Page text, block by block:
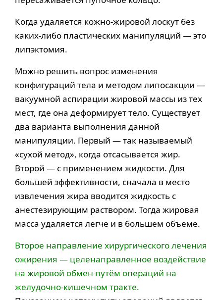
Когда удаляется кожно-жировой лоскут без
каких-либо пластических манипуляций — это
липэктомия.
Можно решить вопрос изменения
конфигураций тела и методом липосакции —
вакуумной аспирации жировой массы из тех
мест, где она деформирует тело. Существует
два варианта выполнения данной
манипуляции. Первый — так называемый
«сухой метод», когда отсасывается жир.
Второй — с применением жидкости. Для
большей эффективности, сначала в место
извлечения жира вводится жидкость с
анестезирующим раствором. Тогда жировая
масса удаляется легче и в большем объеме.
Второе направление хирургического лечения
ожирения — целенаправленное воздействие
на жировой обмен путём операций на
желудочно-кишечном тракте.